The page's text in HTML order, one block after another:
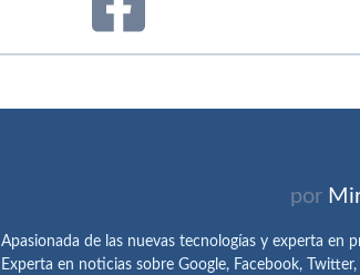
por
Apasionada de las nuevas tecnologías y experta en
Experta en noticias sobre Google, Facebook,